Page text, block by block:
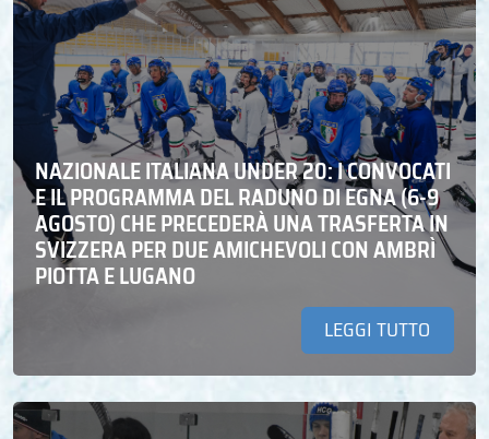
NAZIONALE ITALIANA UNDER 20: I CONVOCATI
E IL PROGRAMMA DEL RADUNO DI EGNA (6-9
AGOSTO) CHE PRECEDERÀ UNA TRASFERTA IN
SVIZZERA PER DUE AMICHEVOLI CON AMBRÌ
PIOTTA E LUGANO
LEGGI TUTTO